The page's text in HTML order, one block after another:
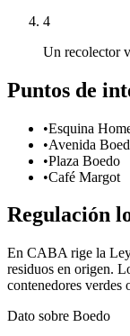
4
Un recolector
Puntos de
•Esquina
•Avenida
•Plaza Boedo
•Café Margot
Regulación
En CABA rige la Ley
residuos en origen.
contenedores verdes
Dato sobre Boedo